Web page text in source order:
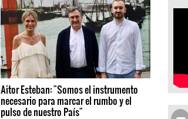
Aitor Esteban: "Somos el instrumento
necesario para marcar el rumbo y el
pulso de nuestro País"